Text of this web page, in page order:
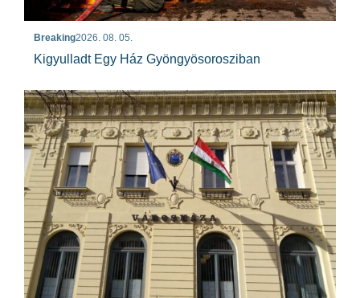
Breaking2026. 08. 05.
Kigyulladt Egy Ház Gyöngyösorosziban